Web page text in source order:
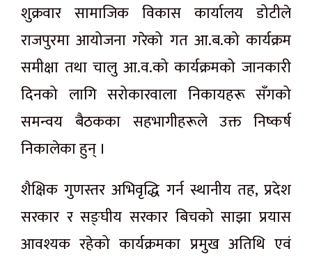
शुक्रवार सामाजिक विकास कार्यालय डोटीले
राजपुरमा आयोजना गरेको गत आ.ब.को कार्यक्रम
समीक्षा तथा चालु आ.व.को कार्यक्रमको जानकारी
दिनको लागि सरोकारवाला निकायहरू सँगको
समन्वय बैठकका सहभागीहरूले उक्त निष्कर्ष
निकालेका हुन् ।
शैक्षिक गुणस्तर अभिवृद्धि गर्न स्थानीय तह, प्रदेश
सरकार र सङ्घीय सरकार बिचको साझा प्रयास
आवश्यक रहेको कार्यक्रमका प्रमुख अतिथि एवं